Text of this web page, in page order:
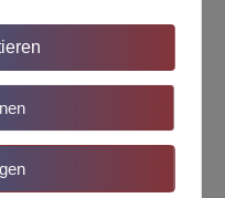
Wir
Zeit, um
Einstieg